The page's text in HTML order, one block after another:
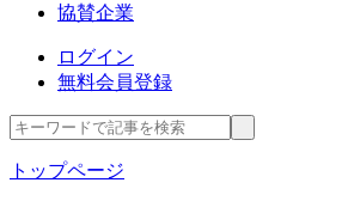
協賛企業
ログイン
無料会員登録
トップページ